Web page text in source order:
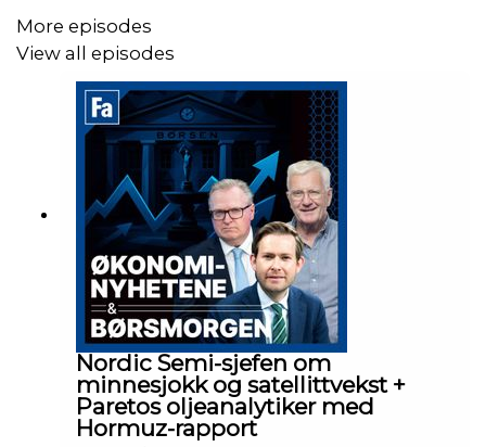
More episodes
View all episodes
Nordic Semi-sjefen om
minnesjokk og satellittvekst +
Paretos oljeanalytiker med
Hormuz-rapport